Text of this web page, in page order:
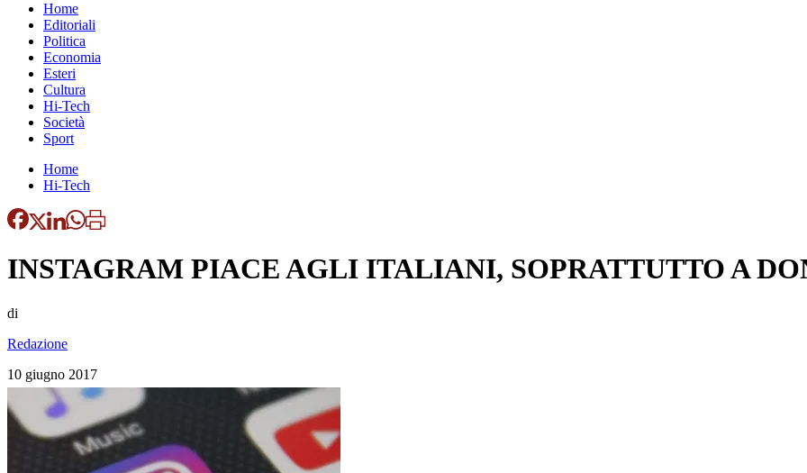
Home
Editoriali
Politica
Economia
Esteri
Cultura
Hi-Tech
Società
Sport
Home
Hi-Tech
INSTAGRAM PIACE AGLI ITALIANI, SOPRATTUTTO A
di
Redazione
10 giugno 2017